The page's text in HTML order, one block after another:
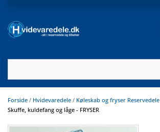
Forside / Hvidevaredele / Køleskab og fryser Reservedele
Skuffe, kuldefang og låge - FRYSER